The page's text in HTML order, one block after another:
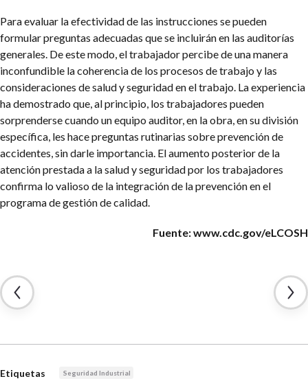
Para evaluar la efectividad de las instrucciones se pueden
formular preguntas adecuadas que se incluirán en las auditorías
generales. De este modo, el trabajador percibe de una manera
inconfundible la coherencia de los procesos de trabajo y las
consideraciones de salud y seguridad en el trabajo. La experiencia
ha demostrado que, al principio, los trabajadores pueden
sorprenderse cuando un equipo auditor, en la obra, en su división
específica, les hace preguntas rutinarias sobre prevención de
accidentes, sin darle importancia. El aumento posterior de la
atención prestada a la salud y seguridad por los trabajadores
confirma lo valioso de la integración de la prevención en el
programa de gestión de calidad.
Fuente: www.cdc.gov/eLCOSH
Etiquetas Seguridad Industrial